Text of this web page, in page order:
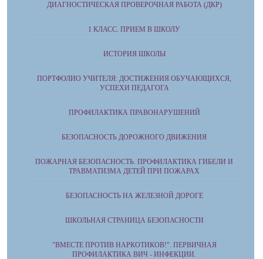
ДИАГНОСТИЧЕСКАЯ ПРОВЕРОЧНАЯ РАБОТА (ДКР)
1 КЛАСС. ПРИЕМ В ШКОЛУ
ИСТОРИЯ ШКОЛЫ
ПОРТФОЛИО УЧИТЕЛЯ: ДОСТИЖЕНИЯ ОБУЧАЮЩИХСЯ,
УСПЕХИ ПЕДАГОГА
ПРОФИЛАКТИКА ПРАВОНАРУШЕНИЙ
БЕЗОПАСНОСТЬ ДОРОЖНОГО ДВИЖЕНИЯ
ПОЖАРНАЯ БЕЗОПАСНОСТЬ. ПРОФИЛАКТИКА ГИБЕЛИ И
ТРАВМАТИЗМА ДЕТЕЙ ПРИ ПОЖАРАХ
БЕЗОПАСНОСТЬ НА ЖЕЛЕЗНОЙ ДОРОГЕ
ШКОЛЬНАЯ СТРАНИЦА БЕЗОПАСНОСТИ
"ВМЕСТЕ ПРОТИВ НАРКОТИКОВ!". ПЕРВИЧНАЯ
ПРОФИЛАКТИКА ВИЧ - ИНФЕКЦИИ.